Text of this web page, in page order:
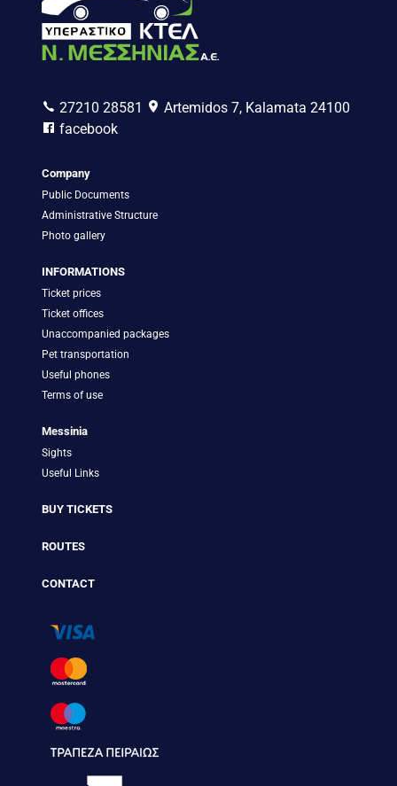
27210 28581
Artemidos 7, Kalamata 24100
facebook
Company
Public Documents
Administrative Structure
Photo gallery
INFORMATIONS
Ticket prices
Ticket offices
Unaccompanied packages
Pet transportation
Useful phones
Terms of use
Messinia
Sights
Useful Links
BUY TICKETS
ROUTES
CONTACT